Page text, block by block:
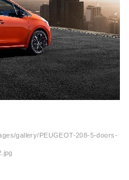
gallery/PEUGEOT-208-5-doors-